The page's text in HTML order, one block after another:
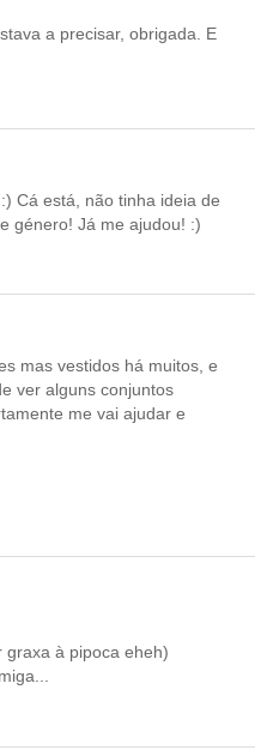
a precisar, obrigada. E
Cá está, não tinha ideia de
género! Já me ajudou! :)
mas vestidos há muitos, e
ver alguns conjuntos
me vai ajudar e
graxa à pipoca eheh)